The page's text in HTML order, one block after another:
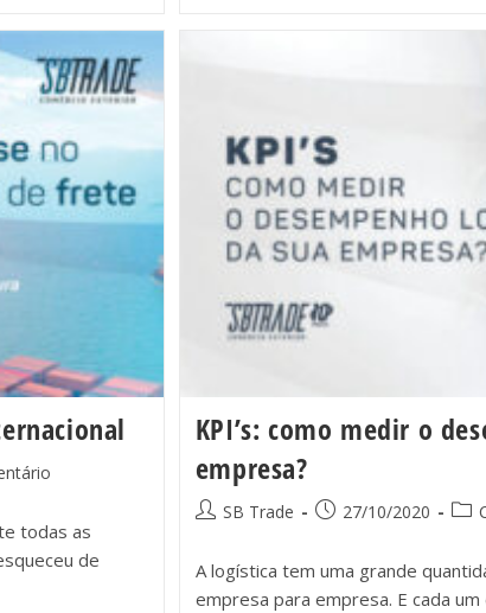
todas as
de
KPI’s: como medir o
empresa?
SB Trade 27/10/2020
A logística tem uma grande
empresa para empresa. E cada